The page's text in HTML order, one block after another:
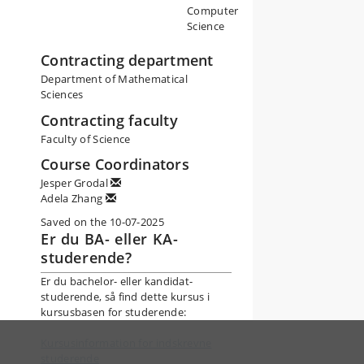
Computer
Science
Contracting department
Department of Mathematical
Sciences
Contracting faculty
Faculty of Science
Course Coordinators
Jesper Grodal
Adela Zhang
Saved on the 10-07-2025
Er du BA- eller KA-
studerende?
Er du bachelor- eller kandidat-
studerende, så find dette kursus i
kursusbasen for studerende: